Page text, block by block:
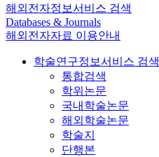
해외전자정보서비스 검색
Databases & Journals
해외전자자료 이용안내
학술연구정보서비스 검색
통합검색
학위논문
국내학술논문
해외학술논문
학술지
단행본